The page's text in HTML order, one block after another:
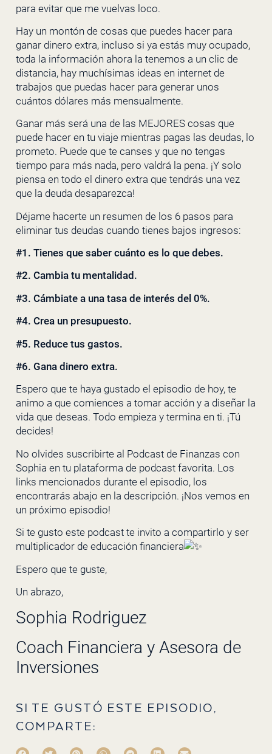
para evitar que me vuelvas loco.
Hay un montón de cosas que puedes hacer para
ganar dinero extra, incluso si ya estás muy ocupado,
toda la información ahora la tenemos a un clic de
distancia, hay muchísimas ideas en internet de
trabajos que puedas hacer para generar unos
cuántos dólares más mensualmente.
Ganar más será una de las MEJORES cosas que
puede hacer en tu viaje mientras pagas las deudas, lo
prometo. Puede que te canses y que no tengas
tiempo para más nada, pero valdrá la pena. ¡Y solo
piensa en todo el dinero extra que tendrás una vez
que la deuda desaparezca!
Déjame hacerte un resumen de los 6 pasos para
eliminar tus deudas cuando tienes bajos ingresos:
#1. Tienes que saber cuánto es lo que debes.
#2. Cambia tu mentalidad.
#3. Cámbiate a una tasa de interés del 0%.
#4. Crea un presupuesto.
#5. Reduce tus gastos.
#6. Gana dinero extra.
Espero que te haya gustado el episodio de hoy, te
animo a que comiences a tomar acción y a diseñar la
vida que deseas. Todo empieza y termina en ti. ¡Tú
decides!
No olvides suscribirte al Podcast de Finanzas con
Sophia en tu plataforma de podcast favorita. Los
links mencionados durante el episodio, los
encontrarás abajo en la descripción. ¡Nos vemos en
un próximo episodio!
Si te gusto este podcast te invito a compartirlo y ser
multiplicador de educación financiera
Espero que te guste,
Un abrazo,
Sophia Rodriguez
Coach Financiera y Asesora de
Inversiones
SI TE GUSTÓ ESTE EPISODIO,
COMPARTE: